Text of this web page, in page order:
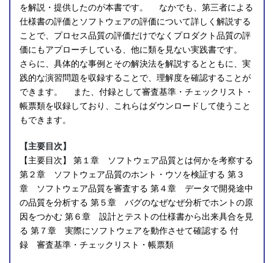
を解説・提供したのが本書です。 なかでも、第三者による
仕様書の評価とソフトウェアの評価について詳しく解説する
ことで、プロセス品質の評価だけでなくプロダクト品質の評
価にもアプローチしている、他に類を見ない実践書です。
さらに、具体的な事例とその解決法を解説するとともに、実
践的な演習問題を収録することで、理解度を確認することが
できます。 また、付録として審査基準・チェックリスト・
帳票類を収録しており、これらはダウンロードして使うこと
もできます。
【主要目次】
【主要目次】 第１章 ソフトウェア品質とは何かを考察する
第２章 ソフトウェア品質のホント・ウソを検証する 第３
章 ソフトウェア品質を審査する 第４章 データで開発途中
の品質を分析する 第５章 バグのなぜなぜ分析でホントの原
因をつかむ 第６章 設計とテストの仕様書から出来具合を見
る 第７章 実際にソフトウェアを動作させて確認する 付
録 審査基準・チェックリスト・帳票類